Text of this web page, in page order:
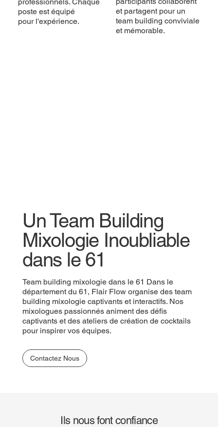
poste est équipé
pour l'expérience.
et partagent pour un
team building conviviale
et mémorable.
Un Team Building
Mixologie Inoubliable
dans le 61
Team building mixologie dans le 61 Dans le
département du 61, Flair Flow organise des team
building mixologie captivants et interactifs. Nos
mixologues passionnés animent des défis
captivants et des ateliers de création de cocktails
pour inspirer vos équipes.
Contactez Nous
Ils nous font confiance